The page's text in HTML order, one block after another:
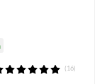
(16)